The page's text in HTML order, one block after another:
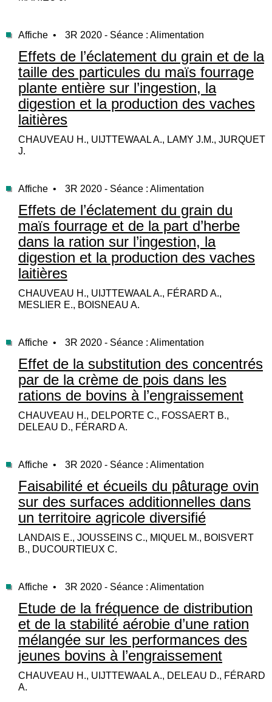
Affiche • 3R 2020 - Séance : Alimentation
Effets de l’éclatement du grain et de la
taille des particules du maïs fourrage
plante entière sur l’ingestion, la
digestion et la production des vaches
laitières
CHAUVEAU H., UIJTTEWAAL A., LAMY J.M., JURQUET
J.
Affiche • 3R 2020 - Séance : Alimentation
Effets de l’éclatement du grain du
maïs fourrage et de la part d’herbe
dans la ration sur l’ingestion, la
digestion et la production des vaches
laitières
CHAUVEAU H., UIJTTEWAAL A., FÉRARD A.,
MESLIER E., BOISNEAU A.
Affiche • 3R 2020 - Séance : Alimentation
Effet de la substitution des concentrés
par de la crème de pois dans les
rations de bovins à l’engraissement
CHAUVEAU H., DELPORTE C., FOSSAERT B.,
DELEAU D., FÉRARD A.
Affiche • 3R 2020 - Séance : Alimentation
Faisabilité et écueils du pâturage ovin
sur des surfaces additionnelles dans
un territoire agricole diversifié
LANDAIS E., JOUSSEINS C., MIQUEL M., BOISVERT
B., DUCOURTIEUX C.
Affiche • 3R 2020 - Séance : Alimentation
Etude de la fréquence de distribution
et de la stabilité aérobie d’une ration
mélangée sur les performances des
jeunes bovins à l’engraissement
CHAUVEAU H., UIJTTEWAAL A., DELEAU D., FÉRARD
A.